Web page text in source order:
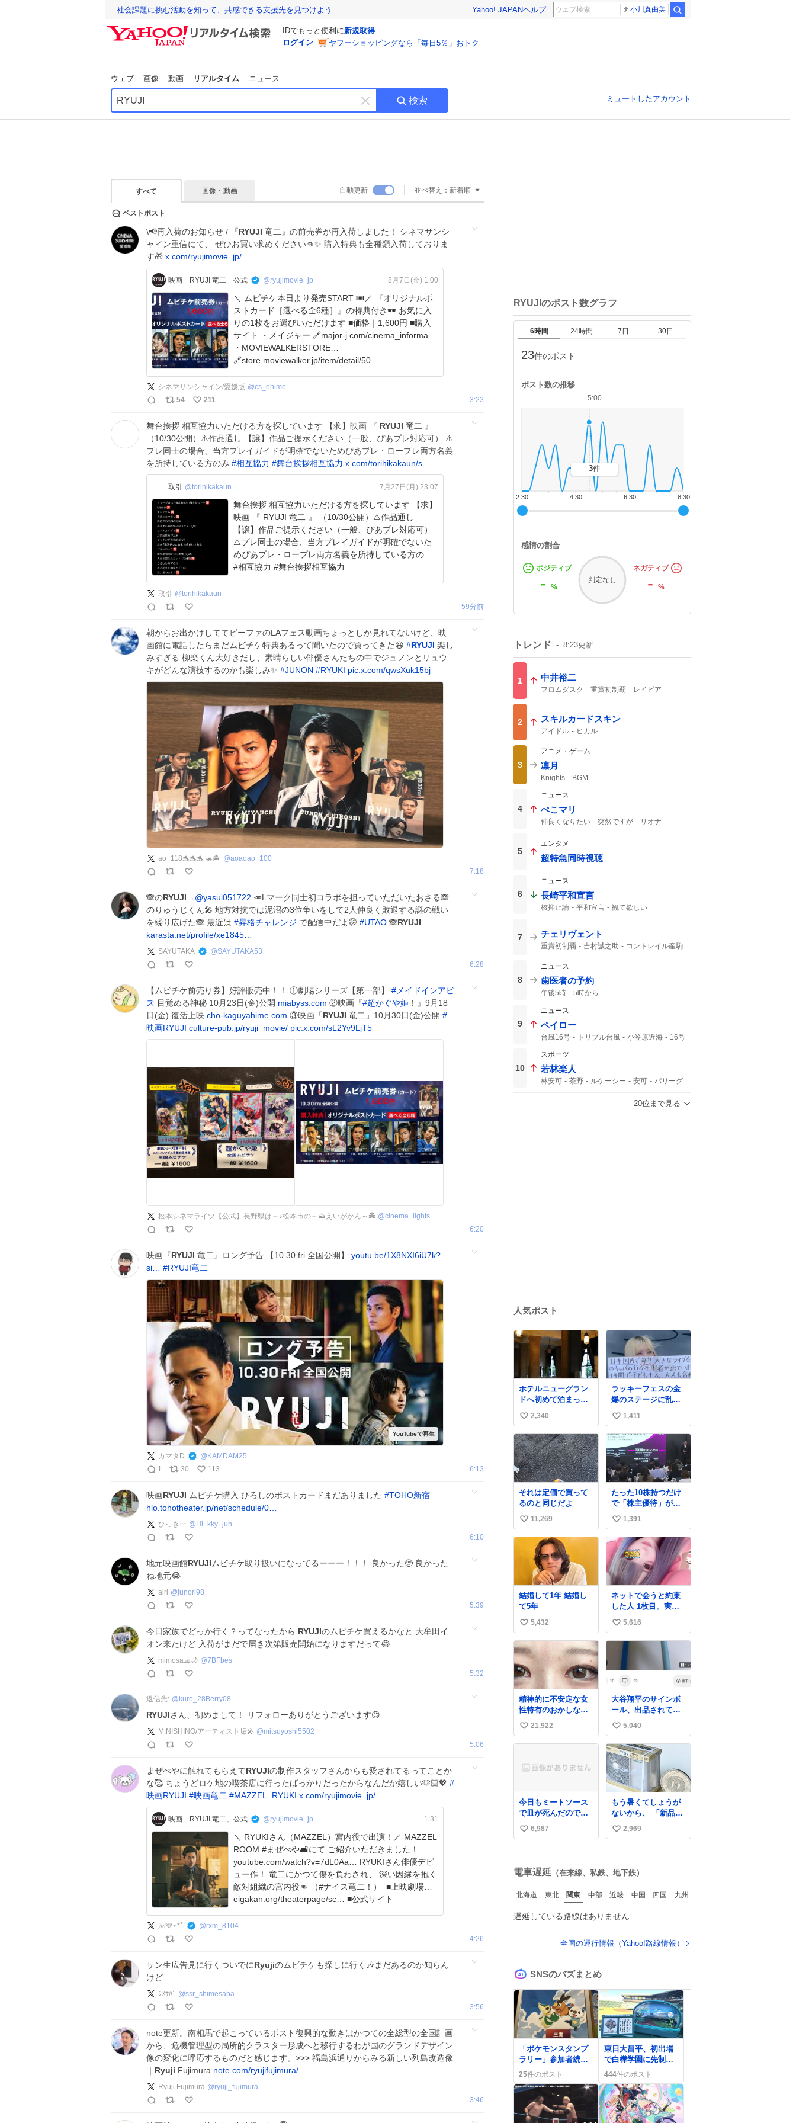
社会課題に挑む活動を知って、共感できる支援先を見つけよう Yahoo! JAPANヘルプ 小川真由美
IDでもっと便利に新規取得
ログイン
ヤフーショッピングなら「毎日5％」おトク
ウェブ 画像 動画 リアルタイム ニュース
キ
ー
す
検索 ミュートしたアカウント
すべて 画像・動画 自動更新 並べ替え： 新着順
ベストポスト
\📢再入荷のお知らせ / 『RYUJI 竜二』の前売券が再入荷しました！ シネマサンシ
ャイン重信にて、 ぜひお買い求めください👊✨ 購入特典も全種類入荷しておりま
す🎁 x.com/ryujimovie_jp/…
映画「RYUJI 竜二」公式 @ryujimovie_jp 8月7日(金) 1:00
＼ ムビチケ本日より発売START 🎟️／ 『オリジナルポ
ストカード［選べる全6種］』の特典付き🕶️ お気に入
りの1枚をお選びいただけます ■価格｜1,600円 ■購入
サイト ・メイジャー 🔗major-j.com/cinema_informa…
・MOVIEWALKERSTORE
🔗store.moviewalker.jp/item/detail/50…
シネマサンシャイン/愛媛版 @cs_ehime
54
211 3:23
舞台挨拶 相互協力いただける方を探しています 【求】映画 『 RYUJI 竜二 』
（10/30公開）⚠️作品通し 【譲】作品ご提示ください（一般、ぴあプレ対応可） ⚠️
プレ同士の場合、当方プレイガイドが明確でないためぴあプレ・ロープレ両方名義
を所持している方のみ #相互協力 #舞台挨拶相互協力 x.com/torihikakaun/s…
取引 @torihikakaun 7月27日(月) 23:07
舞台挨拶 相互協力いただける方を探しています 【求】
映画 『 RYUJI 竜二 』 （10/30公開）⚠️作品通し
【譲】作品ご提示ください（一般、ぴあプレ対応可）
⚠️プレ同士の場合、当方プレイガイドが明確でないた
めぴあプレ・ロープレ両方名義を所持している方のみ
#相互協力 #舞台挨拶相互協力
取引 @torihikakaun
59分前
朝からお出かけしててビーファのLAフェス動画ちょっとしか見れてないけど、映
画館に電話したらまだムビチケ特典あるって聞いたので買ってきた😆 #RYUJI 楽し
みすぎる 柳楽くん大好きだし、素晴らしい俳優さんたちの中でジュノンとリュウ
キがどんな演技するのかも楽しみ✨ #JUNON #RYUKI pic.x.com/qwsXuk15bj
ao_118🐬🐬🐬 🐢🏝 @aoaoao_100
7:18
🙈︎のRYUJI→ @yasui051722 🥕Lマーク同士初コラボを担っていただいたおさる🙈︎
のりゅうじくん🎤 地方対抗では泥沼の3位争いをして2人仲良く敗退する謎の戦い
を繰り広げた🙈︎ 最近は #昇格チャレンジ で配信中だよ🤭 #UTAO 🙈RYUJI
karasta.net/profile/xe1845…
SAYUTAKA @SAYUTAKA53
6:28
【ムビチケ前売り券】好評販売中！！ ①劇場シリーズ【第一部】 # メイドインアビ
ス 目覚める神秘 10月23日(金)公開 miabyss.com ②映画『#超かぐや姫 ！』9月18
日(金) 復活上映 cho-kaguyahime.com ③映画「 RYUJI 竜二」10月30日(金)公開 #
映画RYUJI culture-pub.jp/ryuji_movie/ pic.x.com/sL2Yv9LjT5
松本シネマライツ【公式】長野県は～♪松本市の～⛰えいがかん～🏯 @cinema_lights
6:20
映画『RYUJI 竜二』ロング予告 【10.30 fri 全国公開】 youtu.be/1X8NXI6iU7k?
si…
#RYUJI竜二
カマタD @ KAMDAM25
1
30 113 6:13
映画RYUJI ムビチケ購入 ひろしのポストカードまだありました #TOHO新宿
hlo.tohotheater.jp/net/schedule/0…
ひっきー @ Hi_kky_jun
6:10
地元映画館RYUJI ムビチケ取り扱いになってるーーー！！！ 良かった🥺 良かった
ね地元😭
airi @junori98
5:39
今日家族でどっか行く？ってなったから RYUJIのムビチケ買えるかなと 大牟田イ
オン来たけど 入荷がまだで届き次第販売開始になりますだって😂
mimosa🧢🌙 @7BFbes
5:32
返信先: @ kuro_28Berry08
RYUJIさん、初めまして！ リフォローありがとうございます😊
M.NISHINO/アーティスト垢🎤 @mitsuyoshi5502
5:06
まぜべやに触れてもらえてRYUJIの制作スタッフさんからも愛されてるってことか
な🥰 ちょうどロケ地の喫茶店に行ったばっかりだったからなんだか嬉しい🫶🏻💖 #
映画RYUJI #映画竜二 #MAZZEL_RYUKI x.com/ryujimovie_jp/…
映画「RYUJI 竜二」公式 @ryujimovie_jp 1:31
＼ RYUKIさん（MAZZEL）宮内役で出演！／ MAZZEL
ROOM #まぜべや🛋️にて ご紹介いただきました！
youtube.com/watch?v=7dL0Aa… RYUKIさん俳優デビ
ュー作！ 竜二にかつて傷を負わされ、 深い因縁を抱く
敵対組織の宮内役👊 （#ナイス竜二！） ㅤㅤㅤㅤㅤ ■上映劇場
eigakan.org/theaterpage/sc… ■公式サイト
𝓜💜⋆︎*ﾟ @rxm_8104
4:26
サン生広告見に行くついでにRyujiのムビチケも探しに行く🎶まだあるのか知らん
けど
ｼﾒｻﾊﾞ @ssr_shimesaba
3:56
note更新。南相馬で起こっているポスト復興的な動きはかつての全総型の全国計画
から、危機管理型の局所的クラスター形成へと移行するわが国のグランドデザイン
像の変化に呼応するものだと感じます。>>> 福島浜通りからみる新しい列島改造像
｜ Ryuji Fujimura note.com/ryujifujimura/…
Ryuji Fujimura @ryuji_fujimura
3:46
RYUJIのポスト数グラフ
6時間 24時間 7日 30日
23件のポスト
ポスト数の推移
8:30
6:30
4:30
2:30
5:00
3件
感情の割合
ポジティブ
- %
判定なし
ネガティブ
-%
トレンド 8:23更新
1 中井裕二
フロムダスク 重賞初制覇
レイピア
2 スキルカードスキン
アイドル ヒカル
3
アニメ・ゲーム
凛月
Knights BGM
4
ニュース
ぺこマリ
仲良くなりたい 突然ですが リオナ
5
エンタメ
超特急同時視聴
6
ニュース
長崎平和宣言
核抑止論 平和宣言 観て欲しい
7 チェリヴェント
重賞初制覇 吉村誠之助
コントレイル産駒
マクリール
レパード
海外帰り
8
ニュース
歯医者の予約
午後5時 5時から
9
ニュース
ペイロー
台風16号 トリプル台風 小笠原近海
16号
熱帯低気圧に変わる
台風14号
10
スポーツ
若林楽人
林安可 茶野 ルケーシー 安可 パリーグ
20位まで見る
人気ポスト
ホテルニューグラン
ドへ初めて泊まった
とき、スタッフさま
から朝のロビーはと
ても綺麗ですと教え
ていただいた。 薄暗
がりの重厚な造り
へ、まずやわらかな
光が差し込み、しだ
いに馴染んでいっ
て、時間をかけてい
つもの美しさへと移
ろっていく。120分の
ドラマチック。
い
い
ね
数
2,340
ラッキーフェスの金
爆のステージに乱入
した不審者、演出か
と思ったら本物でめ
ちゃくちゃ思想の強
い紙掲げてて怖すぎ
る。
い
い
ね
数
1,411
それは定価で買って
るのと同じだよ
い
い
11,269
たった10株持つだけ
で「株主優待」が受
けられる驚きの企業
ランキング 第9位：
不二家（株価：約
2,400円） 第8位：日
本マクドナルド（株
価：約7,600円） 第7
位：ソニーグループ
（株価：約3,341円）
第6位：鈴茂器工（株
価：約1,070円） 第5
位：壱番屋（CoCo壱
番屋カレー）（株
価：約900円）
い
い
ね
数
1,391
結婚して1年 結婚し
て5年
い
い
ね
数
5,432
ネットで会うと約束
した人 1枚目。実際
来た人2枚目
い
い
5,616
精神的に不安定な女
性特有のおかしなア
イラインとおかしな
眉毛辞めてくれ本当
に
い
い
数
21,922
大谷翔平のサインボ
ール、出品されてし
まう…
い
い
ね
数
5,040
今日もミートソース
で皿が死んだので、
天日干しをしていま
す🍝 ありがとう先人
い
数
6,987
もう暑くてしょうが
ないから、 「新品の
クーラーの室外機の
ミニチュア」 でも見
い
数
2,969
電車遅延 （在来線、私鉄、地下鉄）
北海道 東北 関東 中部 近畿 中国 四国 九州
遅延している路線はありません
全国の運行情報（Yahoo!路線情報）
SNSのバズまとめ
「ポケモンスタンプ
ラリー」参加者続
出、暑さや忘れ物も
あるが熱狂的な体験
が広がる
25件のポスト
東日大昌平、初出場
で白樺学園に先制点
奪取 甲子園第4日目
の熱戦が話題に
444件のポスト